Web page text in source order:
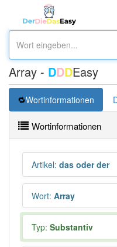
Array - DDDEasy
Wortinformationen
Wortinformationen
Artikel: das oder der
Wort: Array
Typ: Substantiv